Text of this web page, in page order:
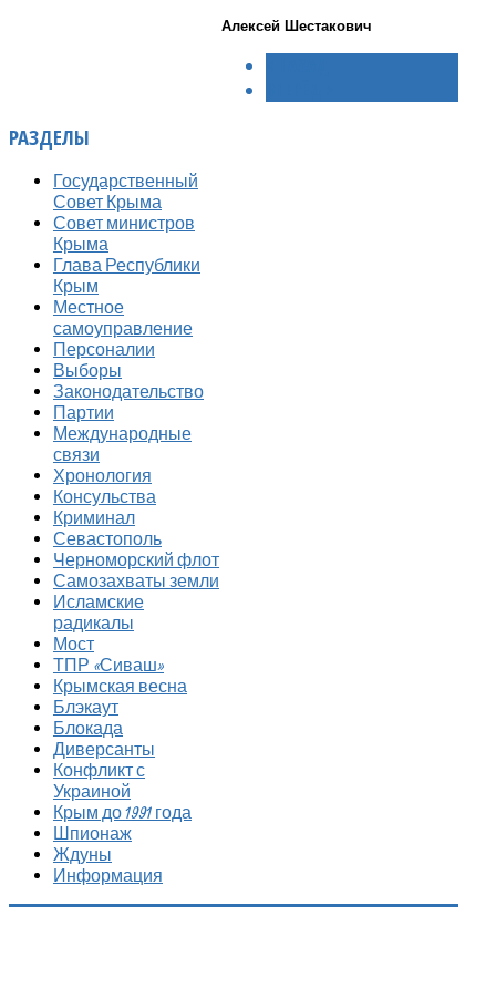
Алексей Шестакович
РАЗДЕЛЫ
Государственный
Совет Крыма
Совет министров
Крыма
Глава Республики
Крым
Местное
самоуправление
Персоналии
Выборы
Законодательство
Партии
Международные
связи
Хронология
Консульства
Криминал
Севастополь
Черноморский флот
Самозахваты земли
Исламские
радикалы
Мост
ТПР «Сиваш»
Крымская весна
Блэкаут
Блокада
Диверсанты
Конфликт с
Украиной
Крым до 1991 года
Шпионаж
Ждуны
Информация